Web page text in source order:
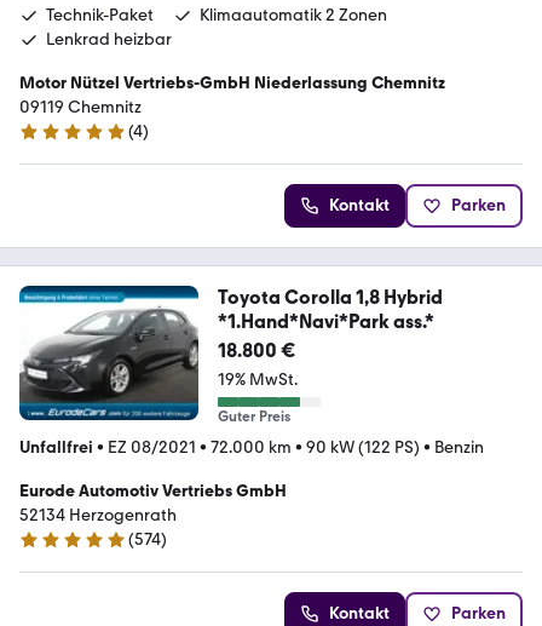
Technik-Paket
Klimaautomatik 2 Zonen
Lenkrad heizbar
Motor Nützel Vertriebs-GmbH Niederlassung Chemnitz
09119 Chemnitz
5 Sterne
(4)
Kontakt Parken
Toyota Corolla 1,8 Hybrid
*1.Hand*Navi*Park ass.*
18.800 €
19% MwSt.
Guter Preis
Unfallfrei • EZ 08/2021 • 72.000 km • 90 kW (122 PS) • Benzin
Eurode Automotiv Vertriebs GmbH
52134 Herzogenrath
4.8 Sterne
(574)
Kontakt Parken